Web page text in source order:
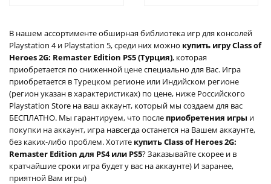
В нашем ассортименте обширная библиотека игр для консолей
Playstation 4 и Playstation 5, среди них можно купить игру Class of
Heroes 2G: Remaster Edition PS5 (Турция), которая
приобретается по сниженной цене специально для Вас. Игра
приобретается в Турецком регионе или Индийском регионе
(регион указан в характеристиках) по цене, ниже Российского
Playstation Store на ваш аккаунт, который мы создаем для вас
БЕСПЛАТНО. Мы гарантируем, что после приобретения игры и
покупки на аккаунт, игра навсегда останется на Вашем аккаунте,
без каких-либо проблем. Хотите купить Class of Heroes 2G:
Remaster Edition для PS4 или PS5? Заказывайте скорее и в
кратчайшие сроки игра будет у вас на аккаунте) И заранее,
приятной Вам игры)